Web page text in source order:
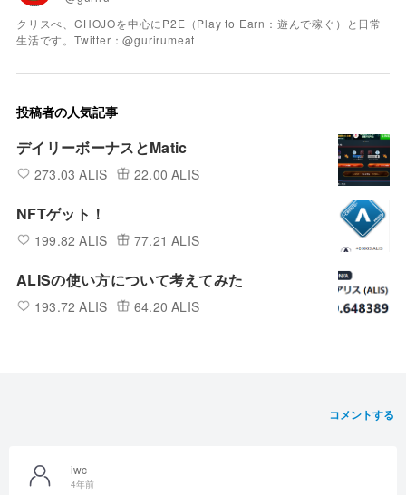
クリスぺ、CHOJOを中心にP2E（Play to Earn：遊んで稼ぐ）と日常
生活です。Twitter：@gurirumeat
投稿者の人気記事
デイリーボーナスとMatic
273.03 ALIS 22.00 ALIS
NFTゲット！
199.82 ALIS 77.21 ALIS
ALISの使い方について考えてみた
193.72 ALIS 64.20 ALIS
コメントする
iwc
4年前